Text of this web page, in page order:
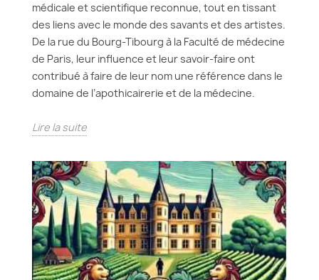
médicale et scientifique reconnue, tout en tissant
des liens avec le monde des savants et des artistes.
De la rue du Bourg-Tibourg à la Faculté de médecine
de Paris, leur influence et leur savoir-faire ont
contribué à faire de leur nom une référence dans le
domaine de l’apothicairerie et de la médecine.
Lire la suite